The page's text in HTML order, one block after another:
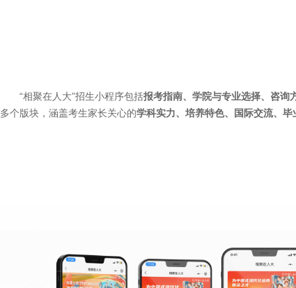
“相聚在人大”招生小程序包括报考指南、学院与专业选择、咨询
多个版块，涵盖考生家长关心的学科实力、培养特色、国际交流、毕